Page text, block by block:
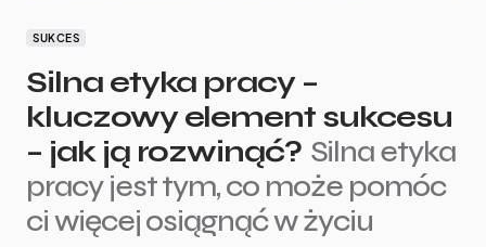
SUKCES
Silna etyka pracy –
kluczowy element sukcesu
– jak ją rozwinąć? Silna etyka
pracy jest tym, co może pomóc
ci więcej osiągnąć w życiu